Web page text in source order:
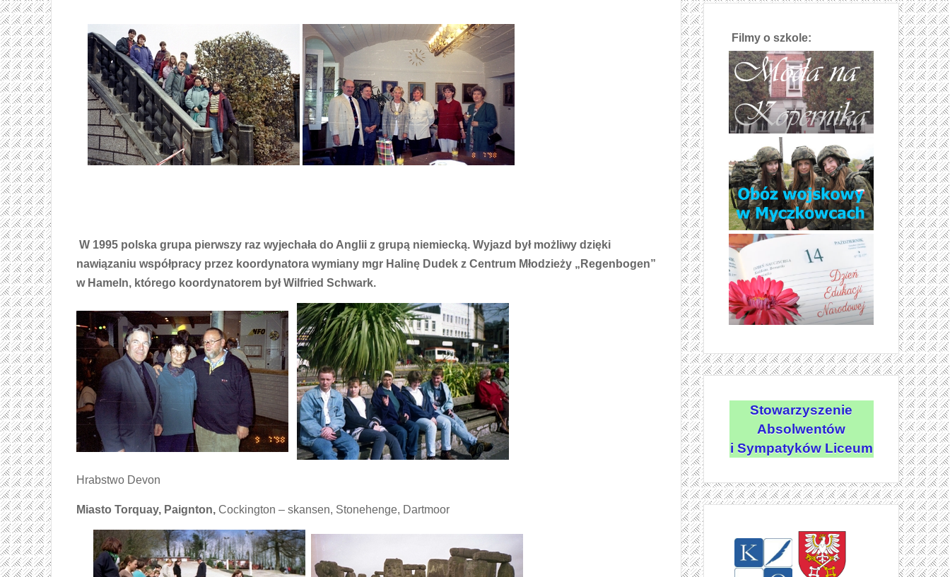
W 1995 polska grupa pierwszy raz wyjechała do Anglii z grupą niemiecką. Wyjazd był możliwy dzięki
nawiązaniu współpracy przez koordynatora wymiany mgr Halinę Dudek z Centrum Młodzieży „Regenbogen”
w Hameln, którego koordynatorem był Wilfried Schwark.
Hrabstwo Devon
Miasto Torquay, Paignton, Cockington – skansen, Stonehenge, Dartmoor
Filmy o szkole:
Stowarzyszenie
Absolwentów
i Sympatyków Liceum